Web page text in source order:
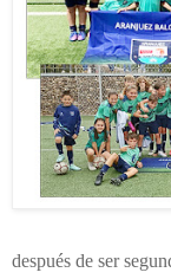
después de ser